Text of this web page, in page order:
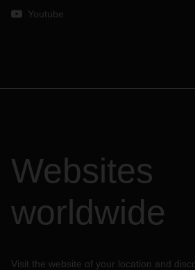
Youtube
Websites
worldwide
Visit the website of your location and